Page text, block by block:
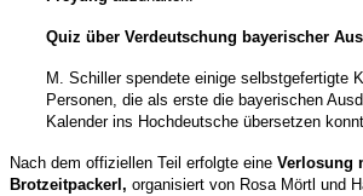
Quiz über Verdeutschung bayerischer
M. Schiller spendete einige selbstgefertigte
Personen, die als erste die bayerischen
Kalender ins Hochdeutsche übersetzen
Nach dem offiziellen Teil erfolgte eine Verlosung
Brotzeitpackerl, organisiert von Rosa Mörtl und